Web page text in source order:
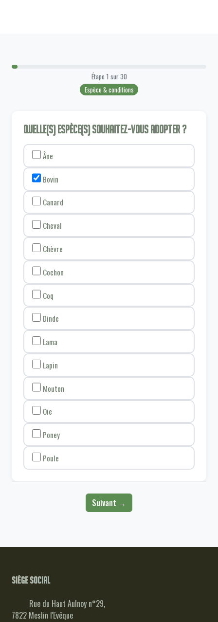
Étape 1 sur30
Espèce & conditions
Quelle(s) espèce(s) souhaitez-vous adopter ?
Âne
Bovin
Canard
Cheval
Chèvre
Cochon
Coq
Dinde
Lama
Lapin
Mouton
Oie
Poney
Poule
Suivant →
Siège social
Rue du Haut Aulnoy n°29,
7822 Meslin l'Evêque